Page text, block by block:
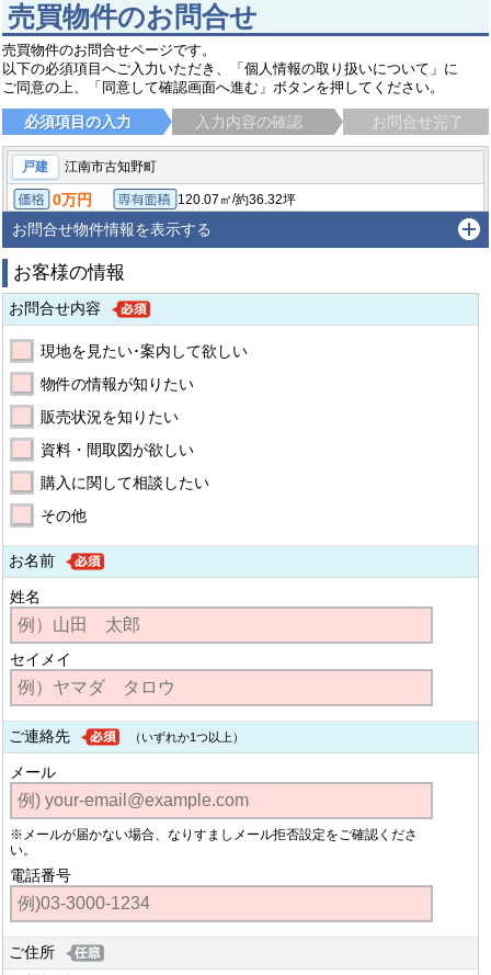
売買物件のお問合せ
売買物件のお問合せページです。
以下の必須項目へご入力いただき、「個人情報の取り扱いについて」に
ご同意の上、「同意して確認画面へ進む」ボタンを押してください。
必須項目の入力 入力内容の確認 お問合せ完了
戸建 江南市古知野町
価格
0万円 専有面積
120.07㎡/約36.32坪
土地面積
192.65㎡（公簿）/約58.27坪
江南市古知野町広見名鉄犬山線 江南（愛知）駅 徒歩6分
お問合せ物件情報を表示する
お客様の情報
お問合せ内容
現地を見たい･案内して欲しい
物件の情報が知りたい
販売状況を知りたい
資料・間取図が欲しい
購入に関して相談したい
その他
お名前
姓名
セイメイ
ご連絡先 （いずれか1つ以上）
メール
※メールが届かない場合、なりすましメール拒否設定をご確認くださ
い。
電話番号
ご住所